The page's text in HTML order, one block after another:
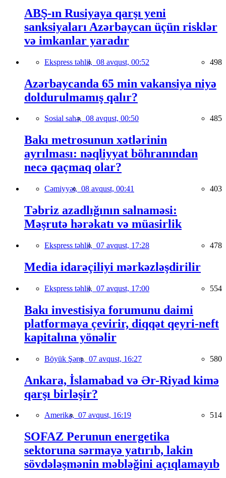
ABŞ-ın Rusiyaya qarşı yeni
sanksiyaları Azərbaycan üçün risklər
və imkanlar yaradır
Ekspress təhlil, 08 avqust, 00:52 498
Azərbaycanda 65 min vakansiya niyə
doldurulmamış qalır?
Sosial sahə, 08 avqust, 00:50 485
Bakı metrosunun xətlərinin
ayrılması: nəqliyyat böhranından
necə qaçmaq olar?
Cəmiyyət, 08 avqust, 00:41 403
Təbriz azadlığının salnaməsi:
Məşrutə hərəkatı və müasirlik
Ekspress təhlil, 07 avqust, 17:28 478
Media idarəçiliyi mərkəzləşdirilir
Ekspress təhlil, 07 avqust, 17:00 554
Bakı investisiya forumunu daimi
platformaya çevirir, diqqət qeyri-neft
kapitalına yönəlir
Böyük Şərq, 07 avqust, 16:27 580
Ankara, İslamabad və Ər-Riyad kimə
qarşı birləşir?
Amerika, 07 avqust, 16:19 514
SOFAZ Perunun energetika
sektoruna sərmayə yatırıb, lakin
sövdələşmənin məbləğini açıqlamayıb